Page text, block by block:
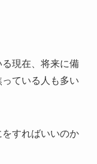
現在、将来に備
ている人も多い
すればいいのか